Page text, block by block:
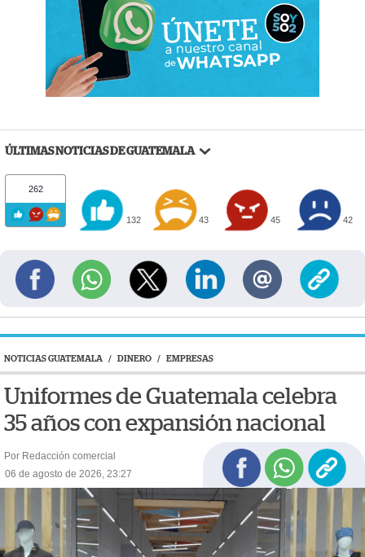
ÚLTIMAS NOTICIAS DE GUATEMALA
262
132 43 45 42
NOTICIAS GUATEMALA / DINERO / EMPRESAS
Uniformes de Guatemala celebra
35 años con expansión nacional
Por Redacción comercial
06 de agosto de 2026, 23:27